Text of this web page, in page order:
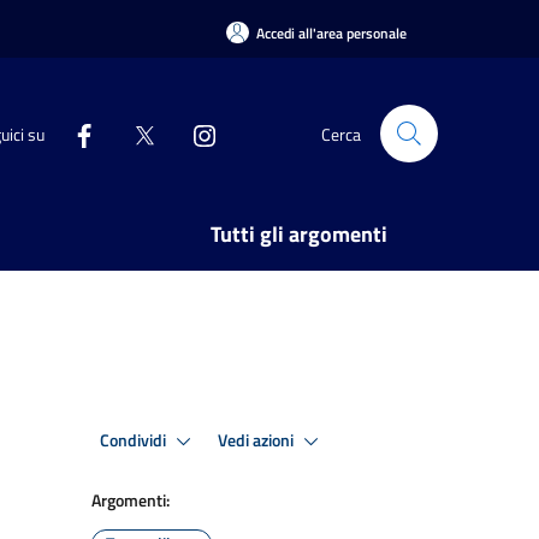
Accedi all'area personale
su Cerca
Tutti gli argomenti
Condividi Vedi azioni
Argomenti: